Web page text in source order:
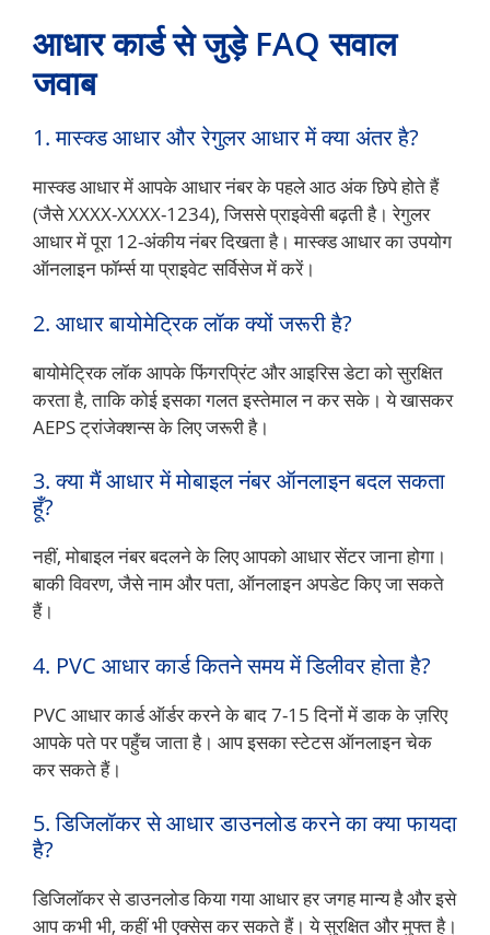
आधार कार्ड से जुड़े FAQ सवाल
जवाब
1. मास्क्ड आधार और रेगुलर आधार में क्या अंतर है?
मास्क्ड आधार में आपके आधार नंबर के पहले आठ अंक छिपे होते हैं
(जैसे XXXX-XXXX-1234), जिससे प्राइवेसी बढ़ती है। रेगुलर
आधार में पूरा 12-अंकीय नंबर दिखता है। मास्क्ड आधार का उपयोग
ऑनलाइन फॉर्म्स या प्राइवेट सर्विसेज में करें।
2. आधार बायोमेट्रिक लॉक क्यों जरूरी है?
बायोमेट्रिक लॉक आपके फिंगरप्रिंट और आइरिस डेटा को सुरक्षित
करता है, ताकि कोई इसका गलत इस्तेमाल न कर सके। ये खासकर
AEPS ट्रांजेक्शन्स के लिए जरूरी है।
3. क्या मैं आधार में मोबाइल नंबर ऑनलाइन बदल सकता
हूँ?
नहीं, मोबाइल नंबर बदलने के लिए आपको आधार सेंटर जाना होगा।
बाकी विवरण, जैसे नाम और पता, ऑनलाइन अपडेट किए जा सकते
हैं।
4. PVC आधार कार्ड कितने समय में डिलीवर होता है?
PVC आधार कार्ड ऑर्डर करने के बाद 7-15 दिनों में डाक के ज़रिए
आपके पते पर पहुँच जाता है। आप इसका स्टेटस ऑनलाइन चेक
कर सकते हैं।
5. डिजिलॉकर से आधार डाउनलोड करने का क्या फायदा
है?
डिजिलॉकर से डाउनलोड किया गया आधार हर जगह मान्य है और इसे
आप कभी भी, कहीं भी एक्सेस कर सकते हैं। ये सुरक्षित और मुफ्त है।